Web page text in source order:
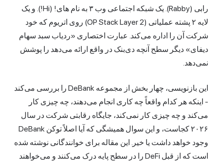
رابی (Rabby). یک شبکه اجتماعی وب ۳ به نام های! (Hi!). و یک
لایه ۲ پشته عملیاتی (OP Stack Layer 2) روی اتریوم که خود
شرکت آن را اداره می‌کند. عبارت اختصاری «ردیاب سبد سهام
دیفای» دیگر سطح آنچه دی‌بنک در واقع ارائه می‌دهد را پوشش
نمی‌دهد.
این بازنویسی، چهار بخش از مجموعه DeBank را بررسی می‌کند
- اینکه هر کدام واقعاً چه کاری انجام می‌دهند، چه چیزی کار
می‌کند و چه چیزی کار نمی‌کند، جایگاه رقابتی شرکت در سال
۲۰۲۶ کجاست، و این سوال همیشگی که آیا اصلاً توکن DeBank
وجود خواهد داشت یا خیر. این مقاله برای خوانندگانی نوشته شده
است که از قبل DeFi را در سطح پایه درک می‌کنند و می‌خواهند